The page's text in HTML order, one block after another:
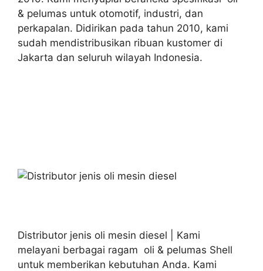
& pelumas untuk otomotif, industri, dan
perkapalan. Didirikan pada tahun 2010, kami
sudah mendistribusikan ribuan kustomer di
Jakarta dan seluruh wilayah Indonesia.
Distributor jenis oli mesin diesel | Kami
melayani berbagai ragam oli & pelumas Shell
untuk memberikan kebutuhan Anda. Kami